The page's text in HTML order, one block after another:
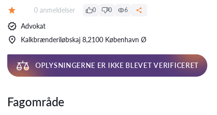
Anmeldelser:
0 anmeldelser 0 0 6
Advokat
Kalkbrænderiløbskaj 8,2100 København Ø
OPLYSNINGERNE ER IKKE BLEVET VERIFICERET
Fagområde